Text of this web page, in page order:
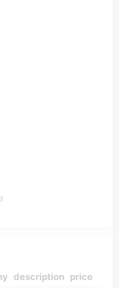
description price